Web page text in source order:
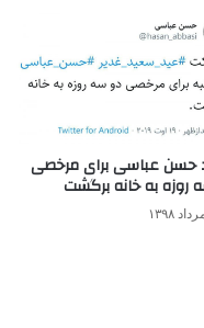
حسن عباسی برای مرخصی
روزه به خانه برگشت